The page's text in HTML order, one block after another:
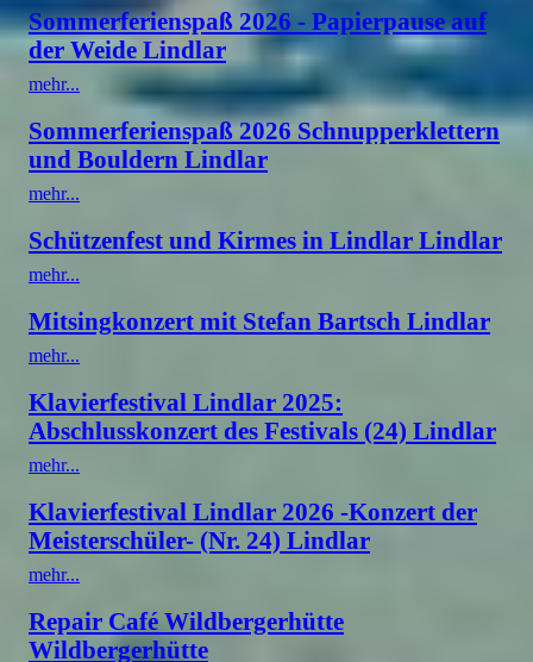
Sommerferienspaß 2026 - Papierpause auf
der Weide Lindlar
mehr...
Sommerferienspaß 2026 Schnupperklettern
und Bouldern Lindlar
mehr...
Schützenfest und Kirmes in Lindlar Lindlar
mehr...
Mitsingkonzert mit Stefan Bartsch Lindlar
mehr...
Klavierfestival Lindlar 2025:
Abschlusskonzert des Festivals (24) Lindlar
mehr...
Klavierfestival Lindlar 2026 -Konzert der
Meisterschüler- (Nr. 24) Lindlar
mehr...
Repair Café Wildbergerhütte
Wildbergerhütte